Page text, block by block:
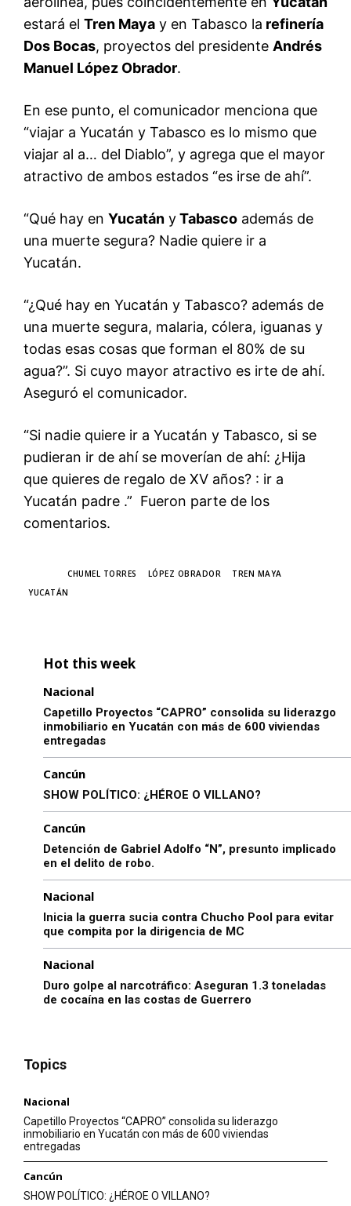
estará el Tren Maya y en Tabasco la refinería
Dos Bocas, proyectos del presidente Andrés
Manuel López Obrador.
En ese punto, el comunicador menciona que
“viajar a Yucatán y Tabasco es lo mismo que
viajar al a… del Diablo”, y agrega que el mayor
atractivo de ambos estados “es irse de ahí”.
“Qué hay en Yucatán yTabasco además de
una muerte segura? Nadie quiere ir a
Yucatán.
“¿Qué hay en Yucatán y Tabasco? además de
una muerte segura, malaria, cólera, iguanas y
todas esas cosas que forman el 80% de su
agua?”. Si cuyo mayor atractivo es irte de ahí.
Aseguró el comunicador.
“Si nadie quiere ir a Yucatán y Tabasco, si se
pudieran ir de ahí se moverían de ahí: ¿Hija
que quieres de regalo de XV años? : ir a
Yucatán padre .” Fueron parte de los
comentarios.
CHUMEL TORRES LÓPEZ OBRADOR
TREN MAYA
YUCATÁN
Hot this week
Nacional
Capetillo Proyectos “CAPRO” consolida su liderazgo
inmobiliario en Yucatán con más de 600 viviendas
entregadas
Cancún
SHOW POLÍTICO: ¿HÉROE O VILLANO?
Cancún
Detención de Gabriel Adolfo “N”, presunto implicado
en el delito de robo.
Nacional
Inicia la guerra sucia contra Chucho Pool para evitar
que compita por la dirigencia de MC
Nacional
Duro golpe al narcotráfico: Aseguran 1.3 toneladas
de cocaína en las costas de Guerrero
Topics
Nacional
Capetillo Proyectos “CAPRO” consolida su liderazgo
inmobiliario en Yucatán con más de 600 viviendas
entregadas
Cancún
SHOW POLÍTICO: ¿HÉROE O VILLANO?